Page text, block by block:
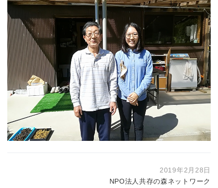
2019年2月28日
NPO法人共存の森ネットワーク